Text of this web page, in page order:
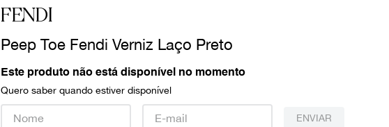
FENDI
Peep Toe Fendi Verniz Laço Preto
Este produto não está disponível no momento
Quero saber quando estiver disponível
ENVIAR